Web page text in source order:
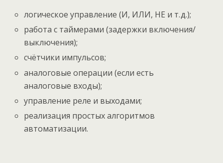
логическое управление (И, ИЛИ, НЕ и т. д.);
работа с таймерами (задержки включения/
выключения);
счётчики импульсов;
аналоговые операции (если есть
аналоговые входы);
управление реле и выходами;
реализация простых алгоритмов
автоматизации.